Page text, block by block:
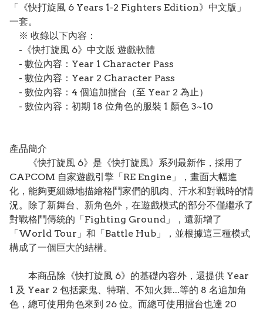
「《快打旋風 6 Years 1-2 Fighters Edition》中文版」
一套。
※ 收錄以下內容：
-《快打旋風 6》中文版 遊戲軟體
- 數位內容：Year 1 Character Pass
- 數位內容：Year 2 Character Pass
- 數位內容：4 個追加擂台（至 Year 2 為止）
- 數位內容：初期 18 位角色的服裝 1 顏色 3~10
產品簡介
《快打旋風 6》是《快打旋風》系列最新作，採用了
CAPCOM 自家遊戲引擎「RE Engine」，畫面大幅進
化，能夠更細緻地描繪格鬥家們的肌肉、汗水和對戰時的情
況。除了新舞台、新角色外，在遊戲模式的部分不僅繼承了
對戰格鬥傳統的「Fighting Ground」，還新增了
「World Tour」和「Battle Hub」，並根據這三種模式
構成了一個巨大的結構。
本商品除《快打旋風 6》的基礎內容外，還提供 Year
1 及 Year 2 包括豪鬼、特瑞、不知火舞...等的 8 名追加角
色，總可使用角色來到 26 位。而總可使用擂台也達 20